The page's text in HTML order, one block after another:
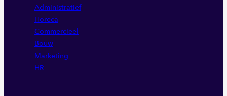
Administratief
Horeca
Commercieel
Bouw
Marketing
HR